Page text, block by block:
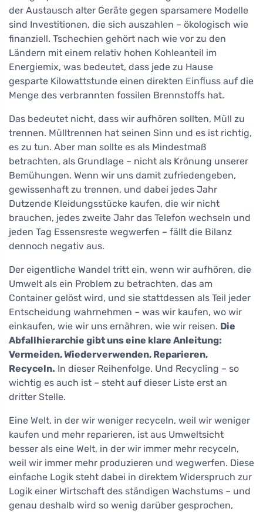
der Austausch alter Geräte gegen sparsamere Modelle
sind Investitionen, die sich auszahlen – ökologisch wie
finanziell. Tschechien gehört nach wie vor zu den
Ländern mit einem relativ hohen Kohleanteil im
Energiemix, was bedeutet, dass jede zu Hause
gesparte Kilowattstunde einen direkten Einfluss auf die
Menge des verbrannten fossilen Brennstoffs hat.
Das bedeutet nicht, dass wir aufhören sollten, Müll zu
trennen. Mülltrennen hat seinen Sinn und es ist richtig,
es zu tun. Aber man sollte es als Mindestmaß
betrachten, als Grundlage – nicht als Krönung unserer
Bemühungen. Wenn wir uns damit zufriedengeben,
gewissenhaft zu trennen, und dabei jedes Jahr
Dutzende Kleidungsstücke kaufen, die wir nicht
brauchen, jedes zweite Jahr das Telefon wechseln und
jeden Tag Essensreste wegwerfen – fällt die Bilanz
dennoch negativ aus.
Der eigentliche Wandel tritt ein, wenn wir aufhören, die
Umwelt als ein Problem zu betrachten, das am
Container gelöst wird, und sie stattdessen als Teil jeder
Entscheidung wahrnehmen – was wir kaufen, wo wir
einkaufen, wie wir uns ernähren, wie wir reisen. Die
Abfallhierarchie gibt uns eine klare Anleitung:
Vermeiden, Wiederverwenden, Reparieren,
Recyceln. In dieser Reihenfolge. Und Recycling – so
wichtig es auch ist – steht auf dieser Liste erst an
dritter Stelle.
Eine Welt, in der wir weniger recyceln, weil wir weniger
kaufen und mehr reparieren, ist aus Umweltsicht
besser als eine Welt, in der wir immer mehr recyceln,
weil wir immer mehr produzieren und wegwerfen. Diese
einfache Logik steht dabei in direktem Widerspruch zur
Logik einer Wirtschaft des ständigen Wachstums – und
genau deshalb wird so wenig darüber gesprochen,